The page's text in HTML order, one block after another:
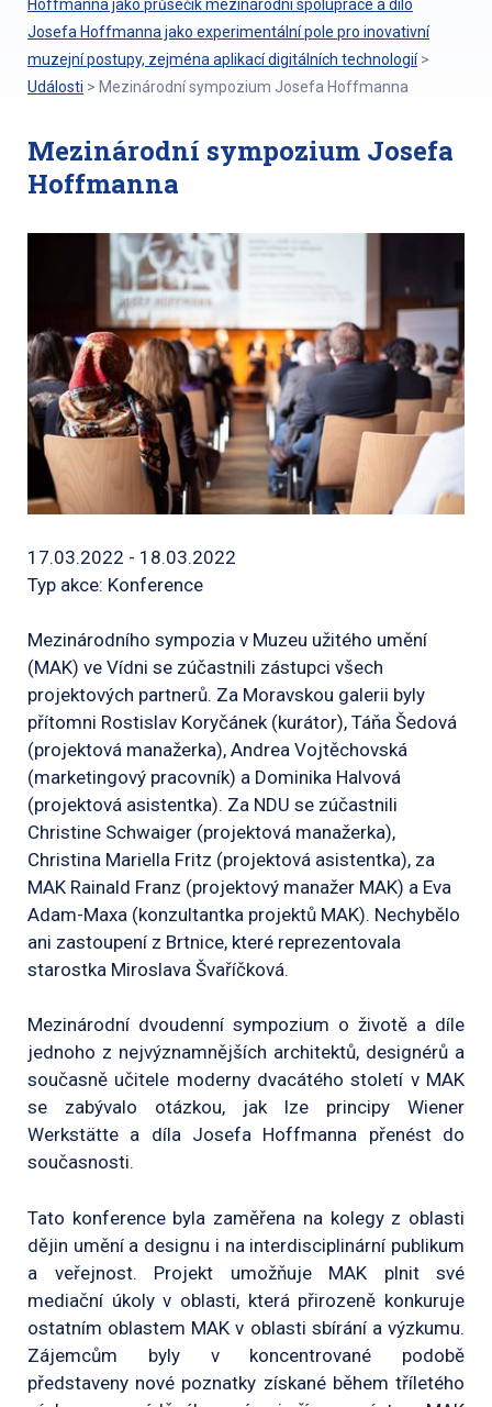
Hoffmanna jako průsečík mezinárodní spolupráce a dílo
Josefa Hoffmanna jako experimentální pole pro inovativní
muzejní postupy, zejména aplikací digitálních technologií >
Události > Mezinárodní sympozium Josefa Hoffmanna
Mezinárodní sympozium Josefa
Hoffmanna
17.03.2022 - 18.03.2022
Typ akce: Konference
Mezinárodního sympozia v Muzeu užitého umění
(MAK) ve Vídni se zúčastnili zástupci všech
projektových partnerů. Za Moravskou galerii byly
přítomni Rostislav Koryčánek (kurátor), Táňa Šedová
(projektová manažerka), Andrea Vojtěchovská
(marketingový pracovník) a Dominika Halvová
(projektová asistentka). Za NDU se zúčastnili
Christine Schwaiger (projektová manažerka),
Christina Mariella Fritz (projektová asistentka), za
MAK Rainald Franz (projektový manažer MAK) a Eva
Adam-Maxa (konzultantka projektů MAK). Nechybělo
ani zastoupení z Brtnice, které reprezentovala
starostka Miroslava Švaříčková.
Mezinárodní dvoudenní sympozium o životě a díle
jednoho z nejvýznamnějších architektů, designérů a
současně učitele moderny dvacátého století v MAK
se zabývalo otázkou, jak lze principy Wiener
Werkstätte a díla Josefa Hoffmanna přenést do
současnosti.
Tato konference byla zaměřena na kolegy z oblasti
dějin umění a designu i na interdisciplinární publikum
a veřejnost. Projekt umožňuje MAK plnit své
mediační úkoly v oblasti, která přirozeně konkuruje
ostatním oblastem MAK v oblasti sbírání a výzkumu.
Zájemcům byly v koncentrované podobě
představeny nové poznatky získané během tříletého